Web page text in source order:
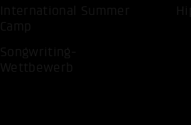
International Summer
Camp
Songwriting-
Wettbewerb